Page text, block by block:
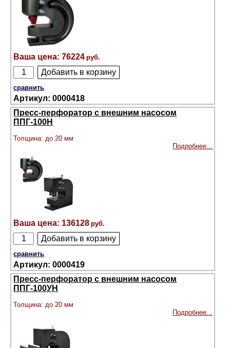
76224
сравнить
0000418
Пресс-перфоратор с внешним насосом
ППГ-100Н
Толщина: до 20 мм
Подробнее...
136128
сравнить
0000419
Пресс-перфоратор с внешним насосом
ППГ-100УН
Толщина: до 20 мм
Подробнее...